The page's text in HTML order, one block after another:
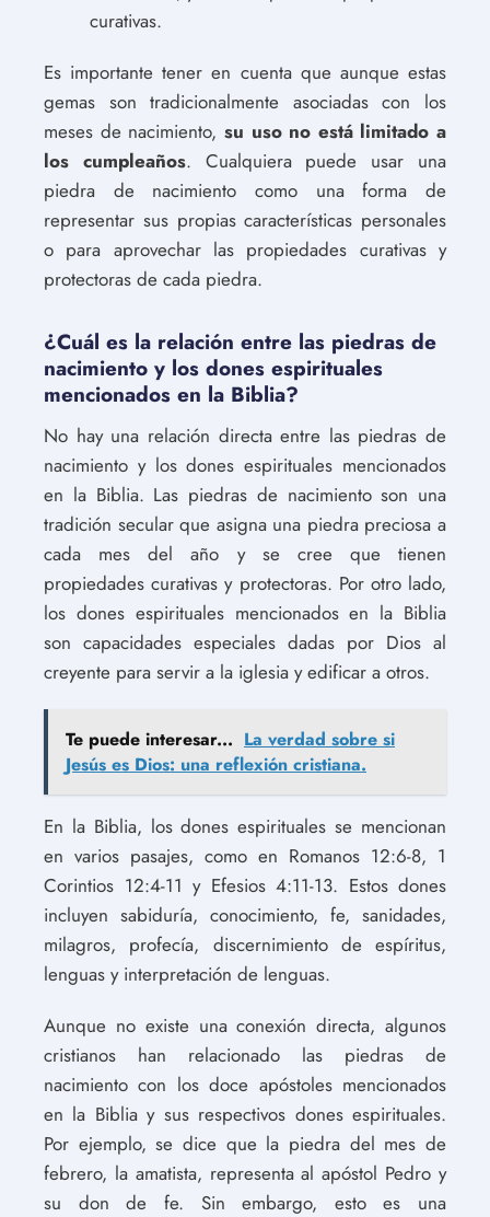
curativas.
Es importante tener en cuenta que aunque estas
gemas son tradicionalmente asociadas con los
meses de nacimiento, su uso no está limitado a
los cumpleaños. Cualquiera puede usar una
piedra de nacimiento como una forma de
representar sus propias características personales
o para aprovechar las propiedades curativas y
protectoras de cada piedra.
¿Cuál es la relación entre las piedras de
nacimiento y los dones espirituales
mencionados en la Biblia?
No hay una relación directa entre las piedras de
nacimiento y los dones espirituales mencionados
en la Biblia. Las piedras de nacimiento son una
tradición secular que asigna una piedra preciosa a
cada mes del año y se cree que tienen
propiedades curativas y protectoras. Por otro lado,
los dones espirituales mencionados en la Biblia
son capacidades especiales dadas por Dios al
creyente para servir a la iglesia y edificar a otros.
Te puede interesar... La verdad sobre si
Jesús es Dios: una reflexión cristiana.
En la Biblia, los dones espirituales se mencionan
en varios pasajes, como en Romanos 12:6-8, 1
Corintios 12:4-11 y Efesios 4:11-13. Estos dones
incluyen sabiduría, conocimiento, fe, sanidades,
milagros, profecía, discernimiento de espíritus,
lenguas y interpretación de lenguas.
Aunque no existe una conexión directa, algunos
cristianos han relacionado las piedras de
nacimiento con los doce apóstoles mencionados
en la Biblia y sus respectivos dones espirituales.
Por ejemplo, se dice que la piedra del mes de
febrero, la amatista, representa al apóstol Pedro y
su don de fe. Sin embargo, esto es una